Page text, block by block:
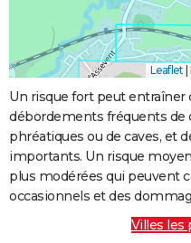
Leaflet |
Un risque fort peut entraîner
débordements fréquents de
phréatiques ou de caves, et
importants. Un risque
plus modérées qui peuvent
occasionnels et des
Villes les